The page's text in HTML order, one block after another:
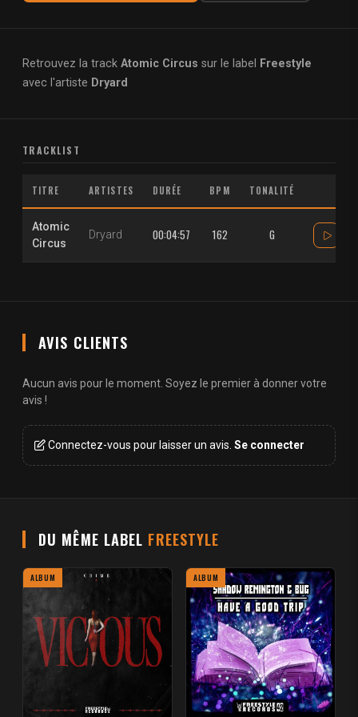
Retrouvez la track Atomic Circus sur le label
Freestyle
avec l'artiste Dryard
TRACKLIST
TITRE ARTISTES DURÉE BPM TONALITÉ
Atomic
Circus
Dryard 00:04:57 162 G
AVIS CLIENTS
Aucun avis pour le moment. Soyez le premier à donner votre
avis !
Connectez-vous pour laisser un avis. Se connecter
DU MÊME LABEL FREESTYLE
ALBUM ALBUM